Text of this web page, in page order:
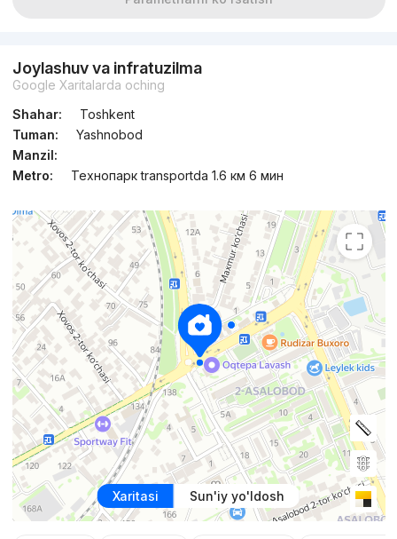
Joylashuv va infratuzilma
Google Xaritalarda oching
Shahar:
Toshkent
Tuman:
Yashnobod
Manzil:
Metro:
Технопарк transportda 1.6 км 6 мин
Xaritasi Sun'iy yo'ldosh